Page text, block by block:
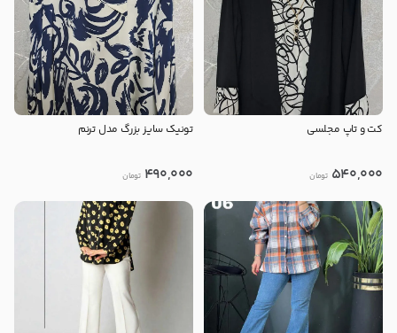
کت و تاپ مجلسی
540,000 تومان
تونیک سایز بزرگ مدل ترنم
490,000 تومان